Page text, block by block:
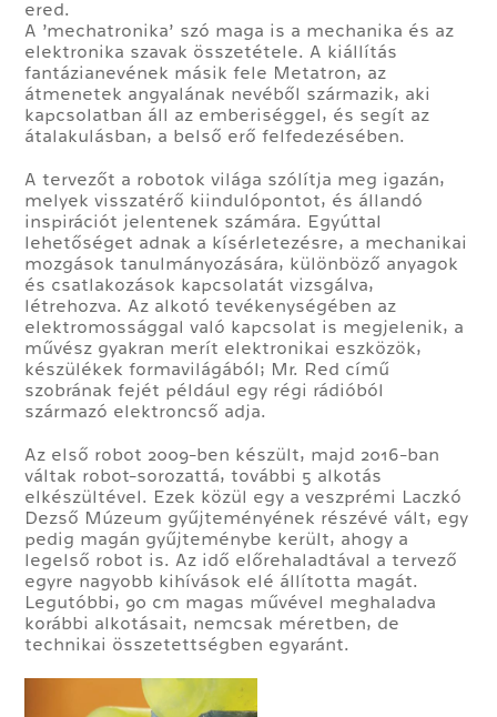
ered.
A ’mechatronika’ szó maga is a mechanika és az
elektronika szavak összetétele. A kiállítás
fantázianevének másik fele Metatron, az
átmenetek angyalának nevéből származik, aki
kapcsolatban áll az emberiséggel, és segít az
átalakulásban, a belső erő felfedezésében.
A tervezőt a robotok világa szólítja meg igazán,
melyek visszatérő kiindulópontot, és állandó
inspirációt jelentenek számára. Egyúttal
lehetőséget adnak a kísérletezésre, a mechanikai
mozgások tanulmányozására, különböző anyagok
és csatlakozások kapcsolatát vizsgálva,
létrehozva. Az alkotó tevékenységében az
elektromossággal való kapcsolat is megjelenik, a
művész gyakran merít elektronikai eszközök,
készülékek formavilágából; Mr. Red című
szobrának fejét például egy régi rádióból
származó elektroncső adja.
Az első robot 2009-ben készült, majd 2016-ban
váltak robot-sorozattá, további 5 alkotás
elkészültével. Ezek közül egy a veszprémi Laczkó
Dezső Múzeum gyűjteményének részévé vált, egy
pedig magán gyűjteménybe került, ahogy a
legelső robot is. Az idő előrehaladtával a tervező
egyre nagyobb kihívások elé állította magát.
Legutóbbi, 90 cm magas művével meghaladva
korábbi alkotásait, nemcsak méretben, de
technikai összetettségben egyaránt.